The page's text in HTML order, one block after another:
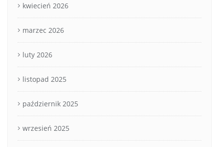
kwiecień 2026
marzec 2026
luty 2026
listopad 2025
październik 2025
wrzesień 2025